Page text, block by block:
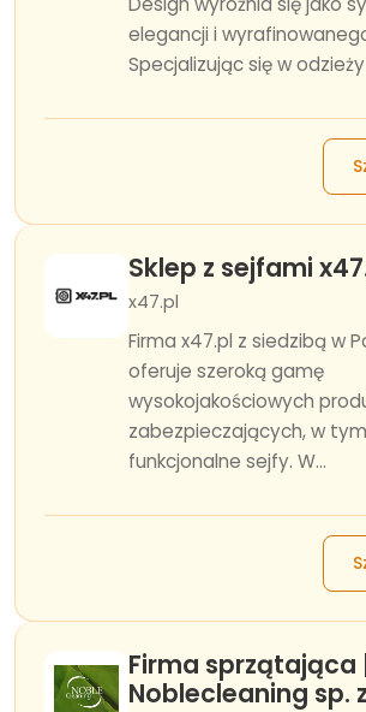
elegancji i
Specjalizując się w
Sklep z sejfami
x47.pl
Firma x47.pl z siedzibą w
oferuje szeroką gamę
wysokojakościowych
zabezpieczających, w
funkcjonalne sejfy. W...
Firma sprzątająca
Noblecleaning sp.